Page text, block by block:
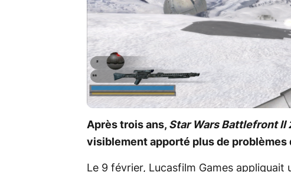
Après trois ans, Star Wars Battlefront II
visiblement apporté plus de
Le 9 février, Lucasfilm Games